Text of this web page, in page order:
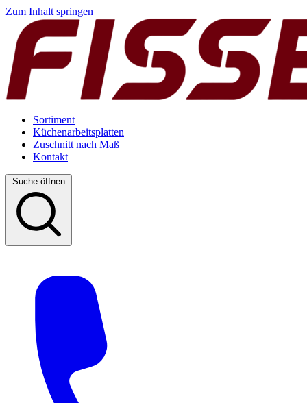
Zum Inhalt springen
Sortiment
Küchenarbeitsplatten
Zuschnitt nach Maß
Kontakt
Suche öffnen